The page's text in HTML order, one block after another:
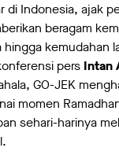
di Indonesia, ajak
beragam
hingga kemudahan
pers Intan
GO-JEK
momen
sehari-harinya